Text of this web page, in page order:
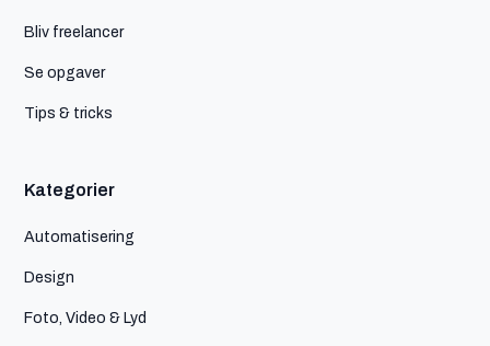
Bliv freelancer
Se opgaver
Tips & tricks
Kategorier
Automatisering
Design
Foto, Video & Lyd